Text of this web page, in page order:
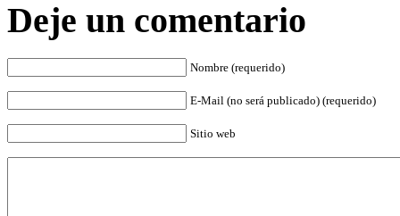
Deje un comentario
Nombre (requerido)
E-Mail (no será publicado) (requerido)
Sitio web